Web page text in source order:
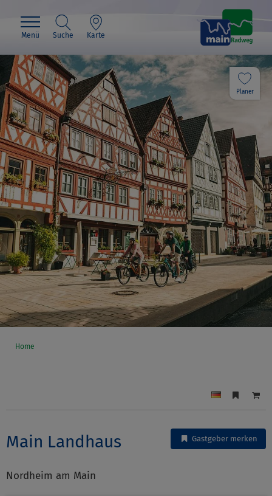
Menü Suche Karte
Planer
Home
Main Landhaus Gastgeber merken
Nordheim am Main